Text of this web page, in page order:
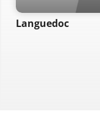
Languedoc